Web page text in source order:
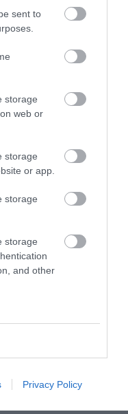
sent to
storage
web or
storage
or app.
storage
storage
and other
Privacy Policy